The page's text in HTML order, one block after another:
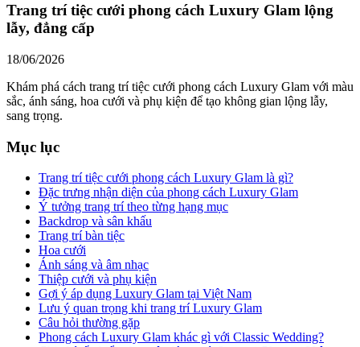
Trang trí tiệc cưới phong cách Luxury Glam lộng
lẫy, đẳng cấp
18/06/2026
Khám phá cách trang trí tiệc cưới phong cách Luxury Glam với màu
sắc, ánh sáng, hoa cưới và phụ kiện để tạo không gian lộng lẫy,
sang trọng.
Mục lục
Trang trí tiệc cưới phong cách Luxury Glam là gì?
Đặc trưng nhận diện của phong cách Luxury Glam
Ý tưởng trang trí theo từng hạng mục
Backdrop và sân khấu
Trang trí bàn tiệc
Hoa cưới
Ánh sáng và âm nhạc
Thiệp cưới và phụ kiện
Gợi ý áp dụng Luxury Glam tại Việt Nam
Lưu ý quan trọng khi trang trí Luxury Glam
Câu hỏi thường gặp
Phong cách Luxury Glam khác gì với Classic Wedding?